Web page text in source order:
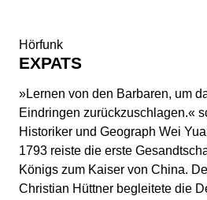
Hörfunk
EXPATS
»Lernen von den Barbaren, um
Eindringen zurückzuschlagen.«
Historiker und Geograph Wei
1793 reiste die erste
Königs zum Kaiser von China.
Christian Hüttner begleitete die